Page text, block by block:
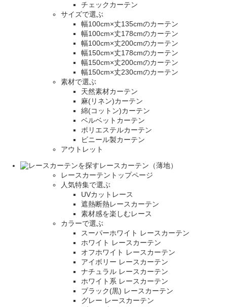
チェックカーテン
サイズで選ぶ
幅100cm×丈135cmのカーテン
幅100cm×丈178cmのカーテン
幅100cm×丈200cmのカーテン
幅150cm×丈178cmのカーテン
幅150cm×丈200cmのカーテン
幅150cm×丈230cmのカーテン
素材で選ぶ
天然素材カーテン
麻(リネン)カーテン
綿(コットン)カーテン
ベルベットカーテン
ポリエステルカーテン
ビニール製カーテン
アウトレット
レースカーテン（薄地）
レースカーテントップページ
人気特集で選ぶ
UVカットレース
遮熱断熱レースカーテン
素材感を楽しむレース
カラーで選ぶ
スーパーホワイト レースカーテン
ホワイト レースカーテン
オフホワイト レースカーテン
アイボリー レースカーテン
ナチュラル レースカーテン
ホワイト系 レースカーテン
ブラック(黒) レースカーテン
グレー レースカーテン